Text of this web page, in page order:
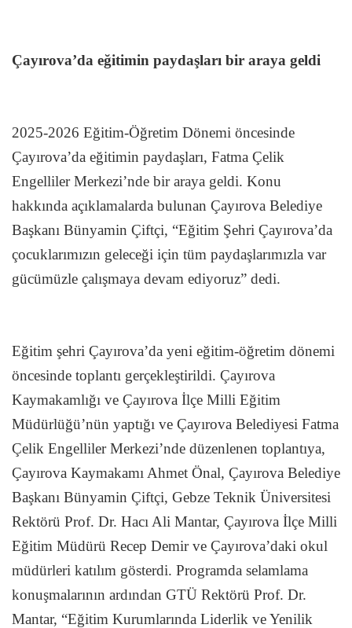
Çayırova’da eğitimin paydaşları bir araya geldi
2025-2026 Eğitim-Öğretim Dönemi öncesinde
Çayırova’da eğitimin paydaşları, Fatma Çelik
Engelliler Merkezi’nde bir araya geldi. Konu
hakkında açıklamalarda bulunan Çayırova Belediye
Başkanı Bünyamin Çiftçi, “Eğitim Şehri Çayırova’da
çocuklarımızın geleceği için tüm paydaşlarımızla var
gücümüzle çalışmaya devam ediyoruz” dedi.
Eğitim şehri Çayırova’da yeni eğitim-öğretim dönemi
öncesinde toplantı gerçekleştirildi. Çayırova
Kaymakamlığı ve Çayırova İlçe Milli Eğitim
Müdürlüğü’nün yaptığı ve Çayırova Belediyesi Fatma
Çelik Engelliler Merkezi’nde düzenlenen toplantıya,
Çayırova Kaymakamı Ahmet Önal, Çayırova Belediye
Başkanı Bünyamin Çiftçi, Gebze Teknik Üniversitesi
Rektörü Prof. Dr. Hacı Ali Mantar, Çayırova İlçe Milli
Eğitim Müdürü Recep Demir ve Çayırova’daki okul
müdürleri katılım gösterdi. Programda selamlama
konuşmalarının ardından GTÜ Rektörü Prof. Dr.
Mantar, “Eğitim Kurumlarında Liderlik ve Yenilik